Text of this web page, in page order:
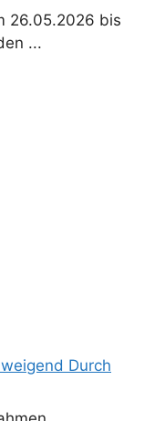
26.05.2026 bis
...
Durch